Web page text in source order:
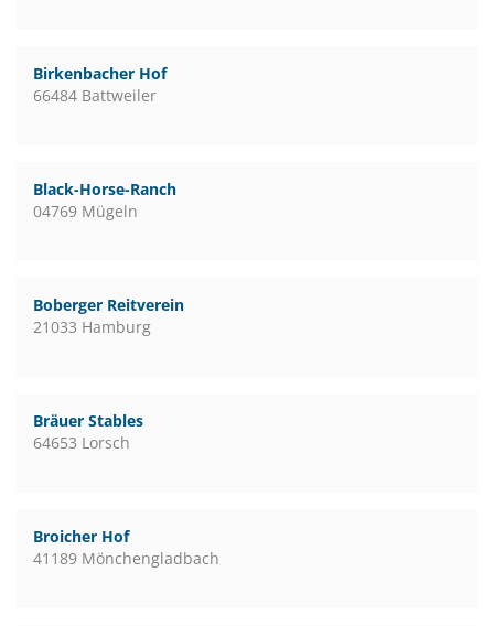
Birkenbacher Hof
66484 Battweiler
Black-Horse-Ranch
04769 Mügeln
Boberger Reitverein
21033 Hamburg
Bräuer Stables
64653 Lorsch
Broicher Hof
41189 Mönchengladbach